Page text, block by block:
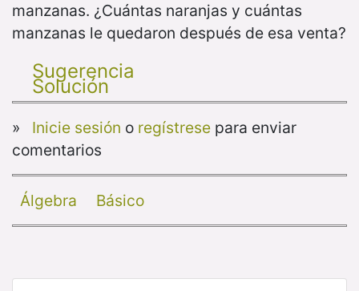
manzanas. ¿Cuántas naranjas y cuántas
manzanas le quedaron después de esa venta?
Sugerencia
Solución
» Inicie sesión o regístresepara enviar
comentarios
Álgebra Básico